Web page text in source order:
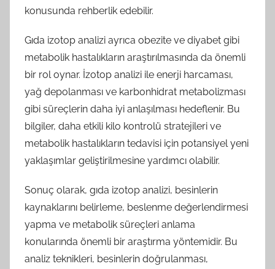
konusunda rehberlik edebilir.
Gıda izotop analizi ayrıca obezite ve diyabet gibi
metabolik hastalıkların araştırılmasında da önemli
bir rol oynar. İzotop analizi ile enerji harcaması,
yağ depolanması ve karbonhidrat metabolizması
gibi süreçlerin daha iyi anlaşılması hedeflenir. Bu
bilgiler, daha etkili kilo kontrolü stratejileri ve
metabolik hastalıkların tedavisi için potansiyel yeni
yaklaşımlar geliştirilmesine yardımcı olabilir.
Sonuç olarak, gıda izotop analizi, besinlerin
kaynaklarını belirleme, beslenme değerlendirmesi
yapma ve metabolik süreçleri anlama
konularında önemli bir araştırma yöntemidir. Bu
analiz teknikleri, besinlerin doğrulanması,